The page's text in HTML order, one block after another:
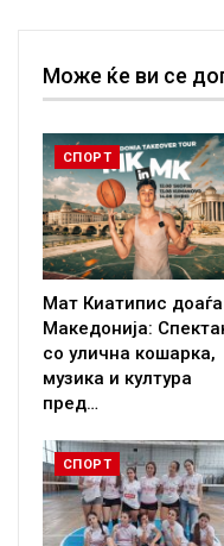
Може ќе ви се
СПОРТ
Мат Киатипис
Македонија:
со улична кошарка,
музика и култура
пред…
СПОРТ